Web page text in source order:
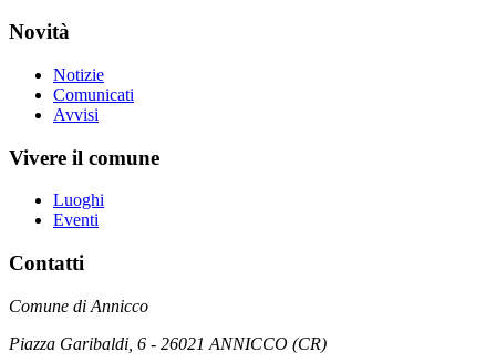
Novità
Notizie
Comunicati
Avvisi
Vivere il comune
Luoghi
Eventi
Contatti
Comune di Annicco
Piazza Garibaldi, 6 - 26021 ANNICCO (CR)